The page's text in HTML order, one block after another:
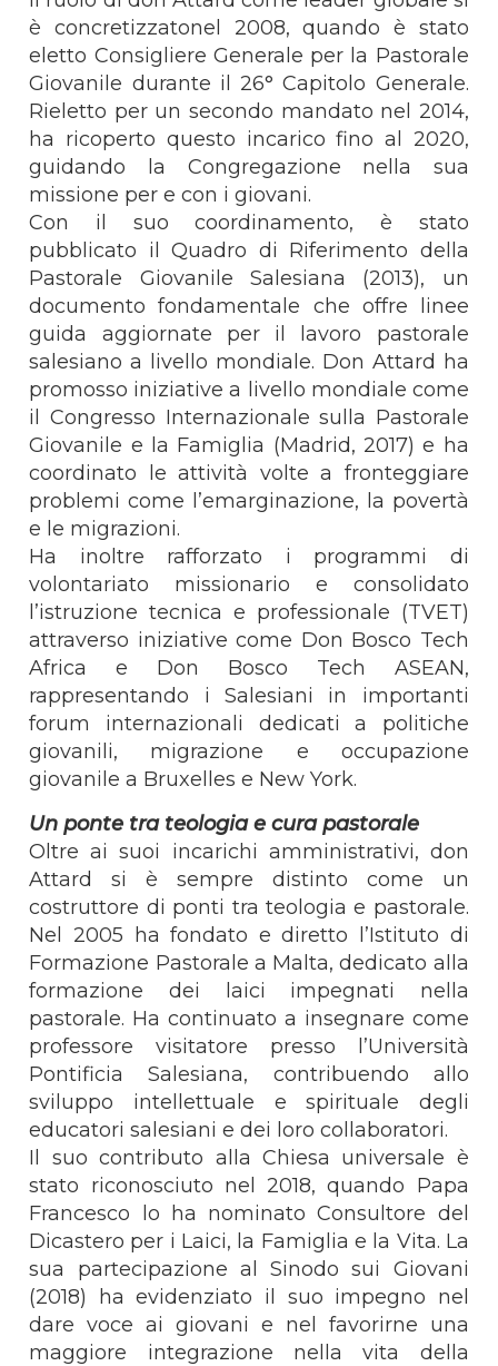
è concretizzatonel 2008, quando è stato
eletto Consigliere Generale per la Pastorale
Giovanile durante il 26° Capitolo Generale.
Rieletto per un secondo mandato nel 2014,
ha ricoperto questo incarico fino al 2020,
guidando la Congregazione nella sua
missione per e con i giovani.
Con il suo coordinamento, è stato
pubblicato il Quadro di Riferimento della
Pastorale Giovanile Salesiana (2013), un
documento fondamentale che offre linee
guida aggiornate per il lavoro pastorale
salesiano a livello mondiale. Don Attard ha
promosso iniziative a livello mondiale come
il Congresso Internazionale sulla Pastorale
Giovanile e la Famiglia (Madrid, 2017) e ha
coordinato le attività volte a fronteggiare
problemi come l’emarginazione, la povertà
e le migrazioni.
Ha inoltre rafforzato i programmi di
volontariato missionario e consolidato
l’istruzione tecnica e professionale (TVET)
attraverso iniziative come Don Bosco Tech
Africa e Don Bosco Tech ASEAN,
rappresentando i Salesiani in importanti
forum internazionali dedicati a politiche
giovanili, migrazione e occupazione
giovanile a Bruxelles e New York.
Un ponte tra teologia e cura pastorale
Oltre ai suoi incarichi amministrativi, don
Attard si è sempre distinto come un
costruttore di ponti tra teologia e pastorale.
Nel 2005 ha fondato e diretto l’Istituto di
Formazione Pastorale a Malta, dedicato alla
formazione dei laici impegnati nella
pastorale. Ha continuato a insegnare come
professore visitatore presso l’Università
Pontificia Salesiana, contribuendo allo
sviluppo intellettuale e spirituale degli
educatori salesiani e dei loro collaboratori.
Il suo contributo alla Chiesa universale è
stato riconosciuto nel 2018, quando Papa
Francesco lo ha nominato Consultore del
Dicastero per i Laici, la Famiglia e la Vita. La
sua partecipazione al Sinodo sui Giovani
(2018) ha evidenziato il suo impegno nel
dare voce ai giovani e nel favorirne una
maggiore integrazione nella vita della